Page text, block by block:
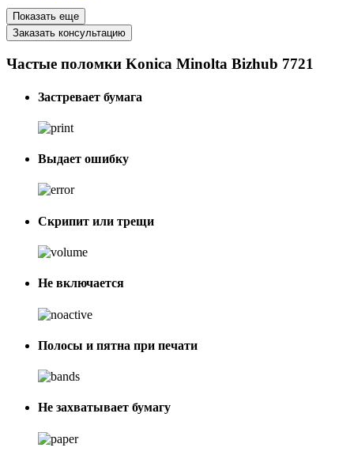
Показать еще
Заказать консультацию
Частые поломки Konica Minolta Bizhub 7721
Застревает бумага
Выдает ошибку
Скрипит или трещи
Не включается
Полосы и пятна при печати
Не захватывает бумагу